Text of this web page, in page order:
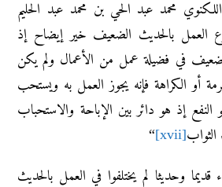
محمد عبد الحي بن محمد عبد الحليم
العمل بالحديث الضعيف خير إيضاح إذ
في فضيلة عمل من الأعمال ولم يكن
أو الكراهة فإنه يجوز العمل به ويستحب
إذ هو دائر بين الإباحة والاستحباب
[xvii]
“
قديما وحديثا لم يختلفوا في العمل بالحديث